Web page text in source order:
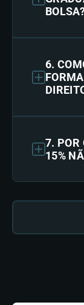
6.
7. POR
15%